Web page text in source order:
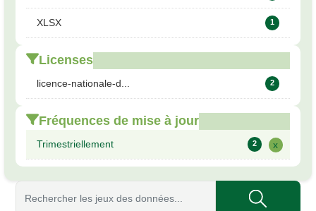
XLSX 1
Licenses
licence-nationale-d... 2
Fréquences de mise à jour
Trimestriellement 2 x